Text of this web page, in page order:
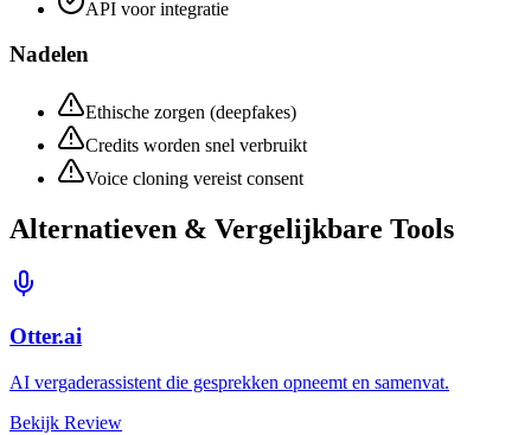
API voor integratie
Nadelen
Ethische zorgen (deepfakes)
Credits worden snel verbruikt
Voice cloning vereist consent
Alternatieven & Vergelijkbare Tools
Otter.ai
AI vergaderassistent die gesprekken opneemt en samenvat.
Bekijk Review